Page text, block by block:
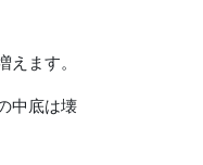
えます。
中底は壊